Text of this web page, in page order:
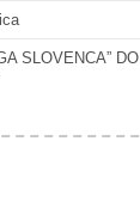
SLOVENCA” DO